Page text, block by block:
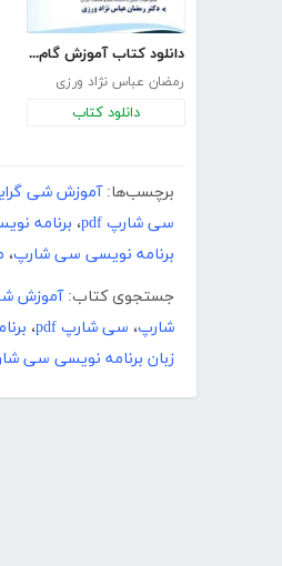
دانلود کتاب آموزش گام‌به‌گام برنامه‌نویسی پایتون
رمضان عباس نژاد ورزی
دانلود کتاب
برچسب‌ها: آموزش شی
سی شارپ pdf
، برنامه
برنامه ­نویسی سی شارپ،
جستجوی کتاب: آموزش
شارپ، سی شارپ pdf ،
زبان برنامه ­نویسی سی